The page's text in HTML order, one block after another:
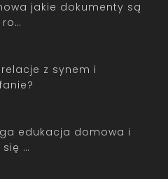
jakie dokumenty są
z synem i
edukacja domowa i
…